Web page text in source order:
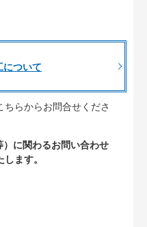
について
らからお問合せくださ
に関わるお問い合わせ
ます。